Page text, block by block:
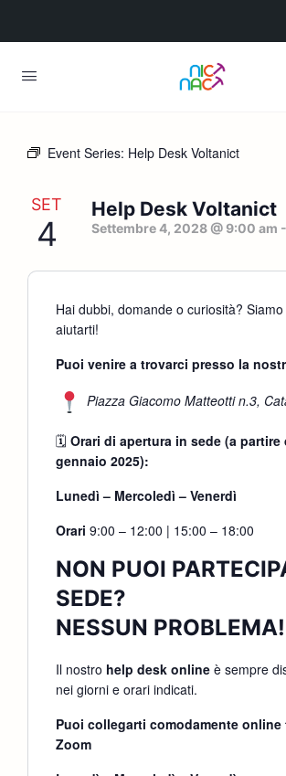
Event Series: Help Desk Voltanict
SET
4
Help Desk Voltanict
Settembre 4, 2028 @ 9:00 am -
Hai dubbi, domande o curiosità?
aiutarti!
Puoi venire a trovarci presso la
Piazza Giacomo Matteotti n.3,
🗓 Orari di apertura in sede (a partire
gennaio 2025):
Lunedì – Mercoledì – Venerdì
Orari 9:00 – 12:00 | 15:00 – 18:00
NON PUOI
SEDE?
NESSUN PROBLEMA!
Il nostro help desk online è sempre
nei giorni e orari indicati.
Puoi collegarti comodamente online
Zoom